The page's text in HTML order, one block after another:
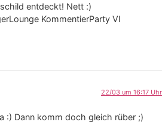
entdeckt! Nett :)
KommentierParty VI
22/03 um 16:17 Uhr
:) Dann komm doch gleich rüber ;)